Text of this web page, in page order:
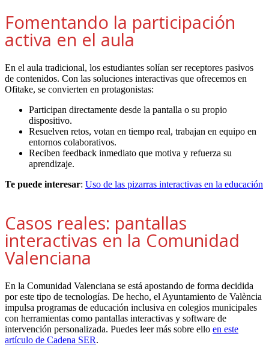
Fomentando la participación
activa en el aula
En el aula tradicional, los estudiantes solían ser receptores pasivos
de contenidos. Con las soluciones interactivas que ofrecemos en
Ofitake, se convierten en protagonistas:
Participan directamente desde la pantalla o su propio
dispositivo.
Resuelven retos, votan en tiempo real, trabajan en equipo en
entornos colaborativos.
Reciben feedback inmediato que motiva y refuerza su
aprendizaje.
Te puede interesar: Uso de las pizarras interactivas en la educación
Casos reales: pantallas
interactivas en la Comunidad
Valenciana
En la Comunidad Valenciana se está apostando de forma decidida
por este tipo de tecnologías. De hecho, el Ayuntamiento de València
impulsa programas de educación inclusiva en colegios municipales
con herramientas como pantallas interactivas y software de
intervención personalizada. Puedes leer más sobre ello en este
artículo de Cadena SER.